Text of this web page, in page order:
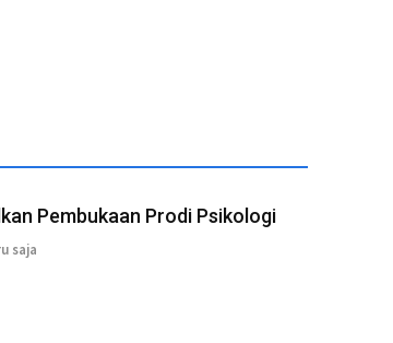
Pembukaan Prodi Psikologi
saja